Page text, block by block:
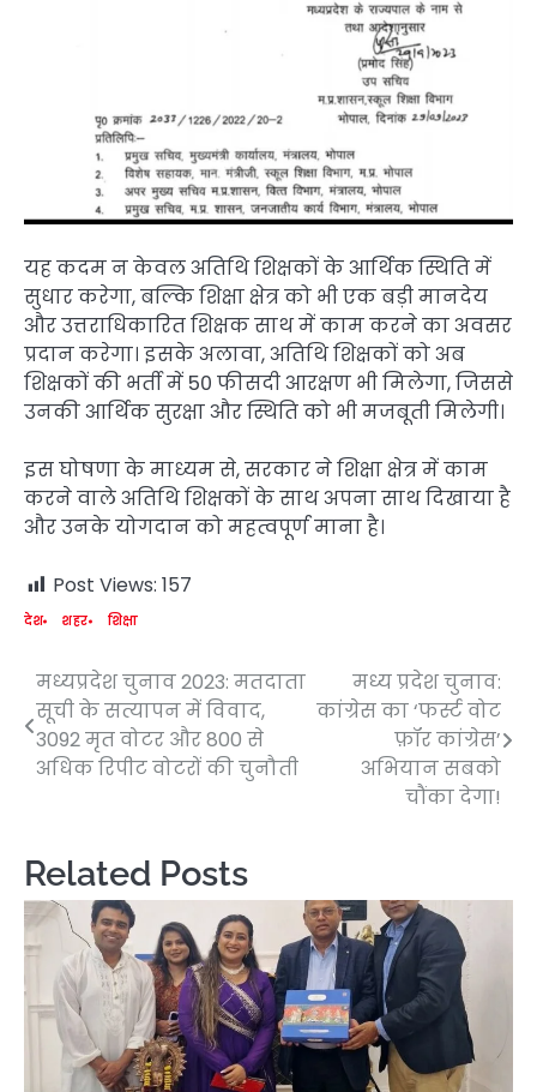
यह कदम न केवल अतिथि शिक्षकों के आर्थिक स्थिति में
सुधार करेगा, बल्कि शिक्षा क्षेत्र को भी एक बड़ी मानदेय
और उत्तराधिकारित शिक्षक साथ में काम करने का अवसर
प्रदान करेगा। इसके अलावा, अतिथि शिक्षकों को अब
शिक्षकों की भर्ती में 50 फीसदी आरक्षण भी मिलेगा, जिससे
उनकी आर्थिक सुरक्षा और स्थिति को भी मजबूती मिलेगी।
इस घोषणा के माध्यम से, सरकार ने शिक्षा क्षेत्र में काम
करने वाले अतिथि शिक्षकों के साथ अपना साथ दिखाया है
और उनके योगदान को महत्वपूर्ण माना है।
Post Views: 157
देश शहर शिक्षा
Post
navigation
मध्यप्रदेश चुनाव 2023: मतदाता
सूची के सत्यापन में विवाद,
3092 मृत वोटर और 800 से
अधिक रिपीट वोटरों की चुनौती
मध्य प्रदेश चुनाव:
कांग्रेस का ‘फर्स्ट वोट
फ़ॉर कांग्रेस’
अभियान सबको
चौंका देगा!
Related Posts